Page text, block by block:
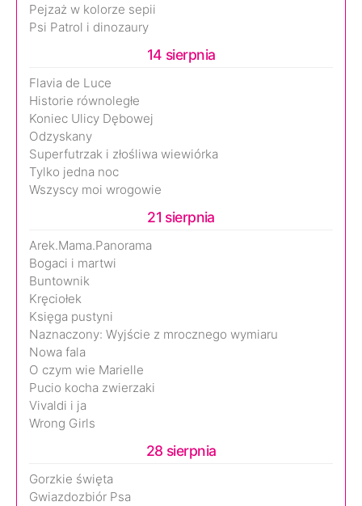
Pejzaż w kolorze sepii
Psi Patrol i dinozaury
14 sierpnia
Flavia de Luce
Historie równoległe
Koniec Ulicy Dębowej
Odzyskany
Superfutrzak i złośliwa wiewiórka
Tylko jedna noc
Wszyscy moi wrogowie
21 sierpnia
Arek.Mama.Panorama
Bogaci i martwi
Buntownik
Kręciołek
Księga pustyni
Naznaczony: Wyjście z mrocznego wymiaru
Nowa fala
O czym wie Marielle
Pucio kocha zwierzaki
Vivaldi i ja
Wrong Girls
28 sierpnia
Gorzkie święta
Gwiazdozbiór Psa